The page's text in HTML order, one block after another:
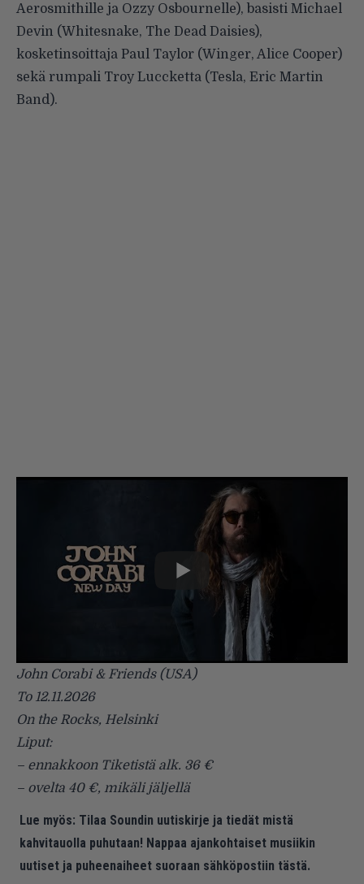
Aerosmithille ja Ozzy Osbournelle), basisti Michael
Devin (Whitesnake, The Dead Daisies),
kosketinsoittaja Paul Taylor (Winger, Alice Cooper)
sekä rumpali Troy Luccketta (Tesla, Eric Martin
Band).
John Corabi & Friends (USA)
To 12.11.2026
On the Rocks, Helsinki
Liput:
– ennakkoon Tiketistä alk. 36 €
– ovelta 40 €, mikäli jäljellä
Lue myös: Tilaa Soundin uutiskirje ja tiedät mistä
kahvitauolla puhutaan! Nappaa ajankohtaiset musiikin
uutiset ja puheenaiheet suoraan sähköpostiin tästä.